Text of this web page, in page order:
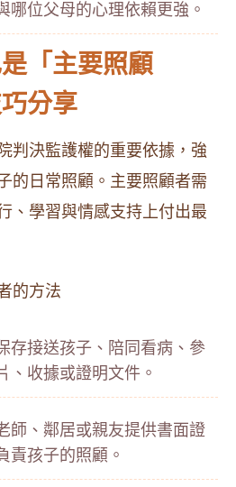
哪位父母的心理依賴更強。
「主要照顧
分享
判決監護權的重要依據，強
的日常照顧。主要照顧者需
、學習與情感支持上付出最
的方法
存接送孩子、陪同看病、參
、收據或證明文件。
師、鄰居或親友提供書面證
責孩子的照顧。